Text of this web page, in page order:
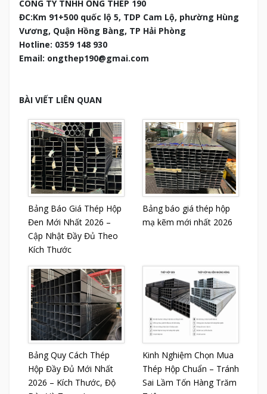
CÔNG TY TNHH ỐNG THÉP 190
ĐC:Km 91+500 quốc lộ 5, TDP Cam Lộ, phường Hùng
Vương, Quận Hồng Bàng, TP Hải Phòng
Hotline: 0359 148 930
Email: ongthep190@gmai.com
BÀI VIẾT LIÊN QUAN
Bảng Báo Giá Thép Hộp
Đen Mới Nhất 2026 –
Cập Nhật Đầy Đủ Theo
Kích Thước
Bảng báo giá thép hộp
mạ kẽm mới nhất 2026
Bảng Quy Cách Thép
Hộp Đầy Đủ Mới Nhất
2026 – Kích Thước, Độ
Kinh Nghiệm Chọn Mua
Thép Hộp Chuẩn – Tránh
Sai Lầm Tốn Hàng Trăm